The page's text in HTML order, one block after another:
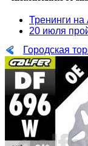
Тренинги
20 июля
Городская